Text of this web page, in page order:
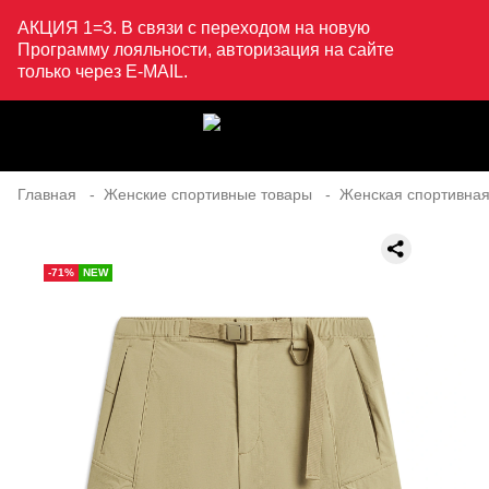
АКЦИЯ 1=3. В связи с переходом на новую
Программу лояльности, авторизация на сайте
только через E-MAIL.
Главная Женские спортивные товары Женская
-71% NEW